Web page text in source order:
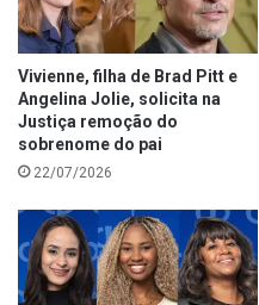
Vivienne, filha de Brad Pitt e
Angelina Jolie, solicita na
Justiça remoção do
sobrenome do pai
22/07/2026